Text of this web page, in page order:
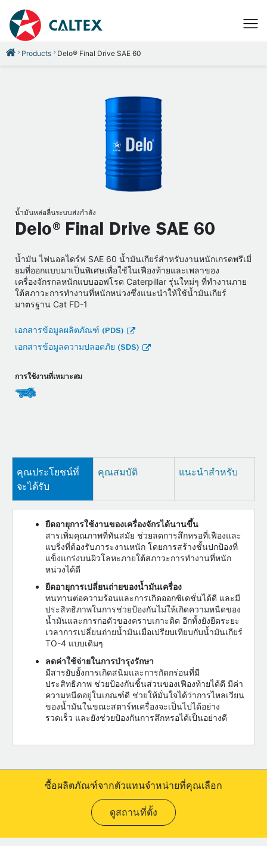
Products Delo® Final Drive SAE 60
น้ำมันหล่อลื่นระบบส่งกำลัง
Delo®Final Drive SAE 60
น้ำมัน ไฟนอลไดร์ฟ SAE 60 น้ำมันเกียร์สำหรับงานหนักเกรดพรีเมี่
ยมที่ออกแบบมาเป็นพิเศษเพื่อใช้ในเฟืองท้ายและเพลาของ
เครื่องจักรกลหนักแบบออฟโรด Caterpillar รุ่นใหม่ๆ ที่ทำงานภาย
ใต้สภาวะการทำงานที่หนักหน่วงซึ่งแนะนำให้ใช้น้ำมันเกียร์
มาตรฐาน Cat FD-1
เอกสารข้อมูลผลิตภัณฑ์ (PDS)
เอกสารข้อมูลความปลอดภัย (SDS)
การใช้งานที่เหมาะสม
คุณประโยชน์ที่
จะได้รับ
คุณสมบัติ แนะนำสำหรับ
ยืดอายุการใช้งานของเครื่องจักรได้นานขึ้น
สารเพิ่มคุณภาพที่ทันสมัย ช่วยลดการสึกหรอที่เฟืองและ
แบริ่งที่ต้องรับภาระงานหนัก โดยการสร้างชั้นปกป้องที่
แข็งแกร่งบนผิวโลหะภายใต้สภาวะการทำงานที่หนัก
หน่วงได้ดี
ยืดอายุการเปลี่ยนถ่ายของน้ำมันเครื่อง
ทนทานต่อความร้อนและการเกิดออกซิเดชั่นได้ดี และมี
ประสิทธิภาพในการช่วยป้องกันไม่ให้เกิดความหนืดของ
น้ำมันและการก่อตัวของคราบเกาะติด อีกทั้งยังยืดระยะ
เวลาการเปลี่ยนถ่ายน้ำมันเมื่อเปรียบเทียบกับน้ำมันเกียร์
TO-4 แบบเดิมๆ
ลดค่าใช้จ่ายในการบำรุงรักษา
มีสารยับยั้งการเกิดสนิมและการกัดกร่อนที่มี
ประสิทธิภาพ ช่วยป้องกันชิ้นส่วนของเฟืองท้ายได้ดี มีค่า
ความหนืดอยู่ในเกณฑ์ดี ช่วยให้มั่นใจได้ว่าการไหลเวียน
ของน้ำมันในขณะสตาร์ทเครื่องจะเป็นไปได้อย่าง
รวดเร็ว และยังช่วยป้องกันการสึกหรอได้เป็นอย่างดี
ซื้อผลิตภัณฑ์จากตัวแทนจำหน่ายที่คุณเลือก
ดูสถานที่ตั้ง